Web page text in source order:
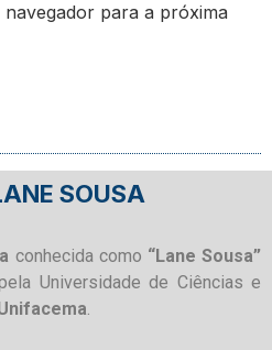
para a próxima
SOUSA
conhecida como “Lane Sousa”
Universidade de Ciências e
.